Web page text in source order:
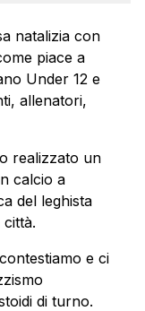
natalizia con
piace a
Under 12 e
allenatori,
realizzato un
calcio a
del leghista
e ci
di turno.